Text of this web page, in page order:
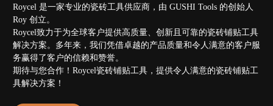
Roycel 是一家专业的瓷砖工具供应商，由 GUSHI Tools 的创始人
Roy 创立。
Roycel致力于为全球客户提供高质量、创新且可靠的瓷砖铺贴工具
解决方案。多年来，我们凭借卓越的产品质量和令人满意的客户服
务赢得了客户的信赖和赞誉。
期待与您合作！Roycel瓷砖铺贴工具，提供令人满意的瓷砖铺贴工
具解决方案！